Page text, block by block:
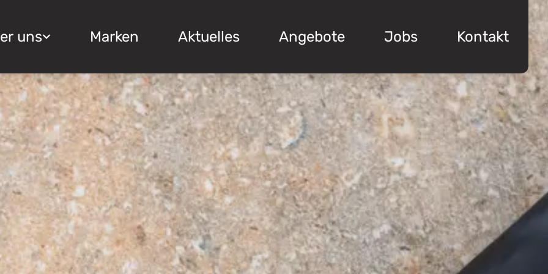
uns Marken Aktuelles Angebote Jobs Kontakt
Über uns
Das Unternehmen
Ausstellung
Referenzen
Marken
Aktuelles
Angebote
Jobs
Kontakt